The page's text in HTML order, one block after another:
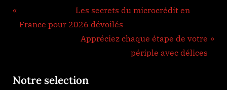
de
Les secrets du microcrédit en
France pour 2026 dévoilés
Appréciez chaque étape de votre
périple avec délices
Notre selection